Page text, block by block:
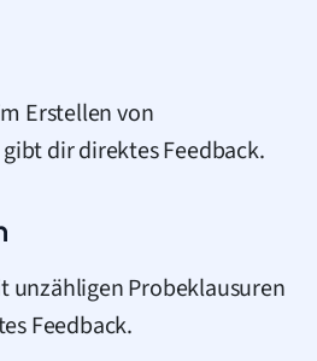
Erstellen von
dir direktes Feedback.
unzähligen Probeklausuren
Feedback.